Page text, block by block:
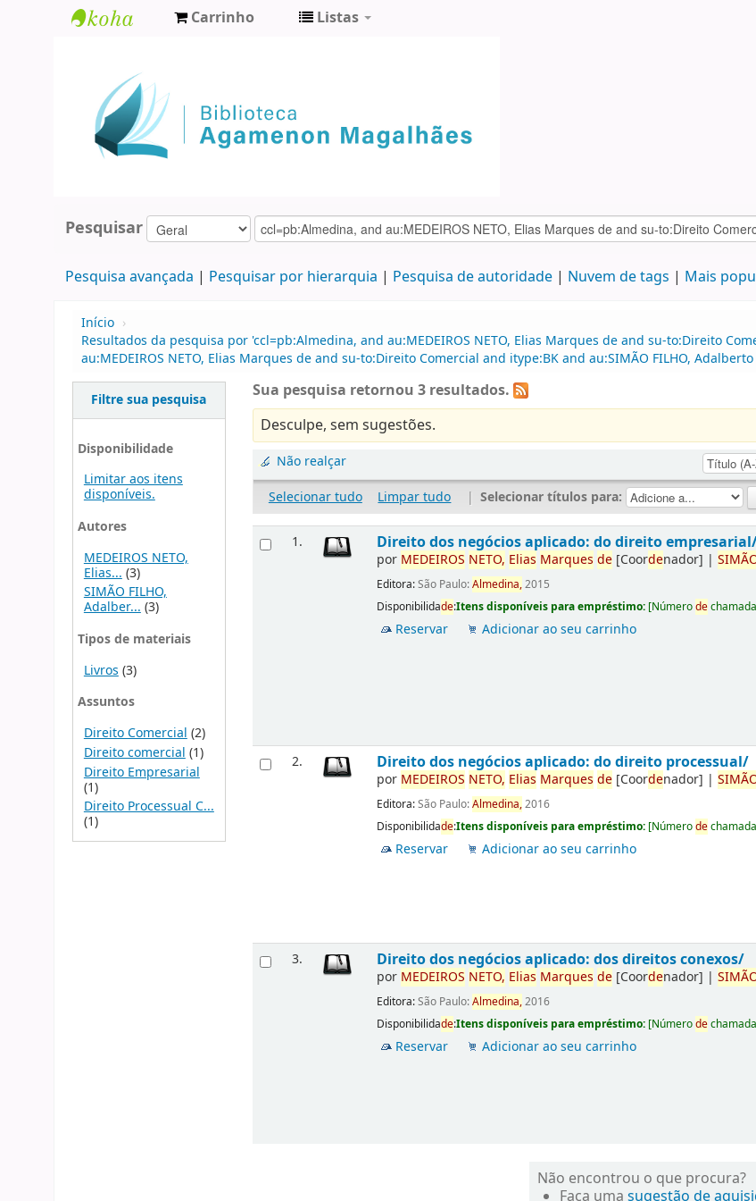
Agamenon
Magalhães
Carrinho Listas
Pesquisar
Pesquisa avançada Pesquisar por hierarquia Pesquisa de autoridade Nuvem de tags Mais
Início ›
Resultados da pesquisa por 'ccl=pb:Almedina, and au:MEDEIROS NETO, Elias Marques de and su-to:Direito
au:MEDEIROS NETO, Elias Marques de and su-to:Direito Comercial and itype:BK and au:SIMÃO FILHO,
Filtre sua pesquisa
Disponibilidade
Limitar aos itens
disponíveis.
Autores
MEDEIROS NETO,
Elias... (3)
SIMÃO FILHO,
Adalber...(3)
Tipos de materiais
Livros (3)
Assuntos
Direito Comercial (2)
Direito comercial (1)
Direito Empresarial
(1)
Direito Processual C...
(1)
Sua pesquisa retornou 3 resultados.
Desculpe, sem sugestões.
Não realçar
Selecionar tudo
Limpar tudo | Selecionar títulos para:
1. Direito dos negócios aplicado: do direito
por MEDEIROS NETO, Elias Marques de [Coordenador] |
Editora:São Paulo:Almedina,2015
Disponibilidade:Itens disponíveis para empréstimo: [Númerode
Reservar Adicionar ao seu carrinho
2. Direito dos negócios aplicado: do direito processual/
por MEDEIROS NETO, Elias Marques de [Coordenador] |
Editora:São Paulo:Almedina,2016
Disponibilidade:Itens disponíveis para empréstimo: [Númerode
Reservar Adicionar ao seu carrinho
3. Direito dos negócios aplicado: dos direitos conexos/
por MEDEIROS NETO, Elias Marques de [Coordenador] |
Editora:São Paulo:Almedina,2016
Disponibilidade:Itens disponíveis para empréstimo: [Númerode
Reservar Adicionar ao seu carrinho
Não encontrou o que procura?